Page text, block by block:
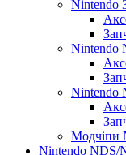
Nintendo
Nintendo
Nintendo
Модчіпи
Nintendo NDS/